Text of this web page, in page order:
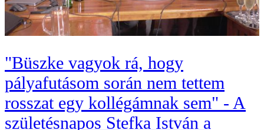
"Büszke vagyok rá, hogy
pályafutásom során nem tettem
rosszat egy kollégámnak sem" - A
születésnapos Stefka István a